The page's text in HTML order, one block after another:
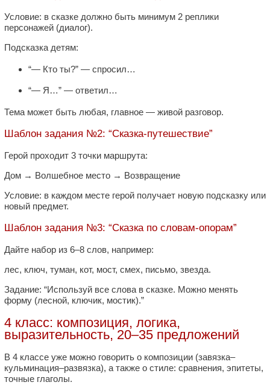
Условие: в сказке должно быть минимум 2 реплики
персонажей (диалог).
Подсказка детям:
“— Кто ты?” — спросил…
“— Я…” — ответил…
Тема может быть любая, главное — живой разговор.
Шаблон задания №2: “Сказка-путешествие”
Герой проходит 3 точки маршрута:
Дом → Волшебное место → Возвращение
Условие: в каждом месте герой получает новую подсказку или
новый предмет.
Шаблон задания №3: “Сказка по словам-опорам”
Дайте набор из 6–8 слов, например:
лес, ключ, туман, кот, мост, смех, письмо, звезда.
Задание: “Используй все слова в сказке. Можно менять
форму (лесной, ключик, мостик).”
4 класс: композиция, логика,
выразительность, 20–35 предложений
В 4 классе уже можно говорить о композиции (завязка–
кульминация–развязка), а также о стиле: сравнения, эпитеты,
точные глаголы.